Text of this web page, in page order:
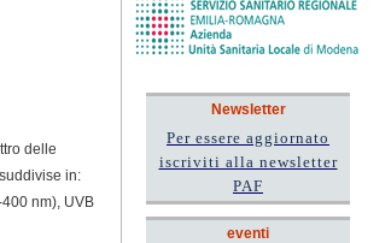
delle
in:
nm), UVB
Newsletter
Per essere aggiornato
iscriviti alla newsletter
PAF
eventi